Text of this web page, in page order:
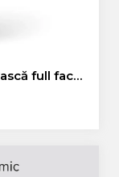
full face,